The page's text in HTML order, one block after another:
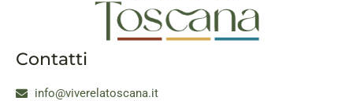
Contatti
info@viverelatoscana.it